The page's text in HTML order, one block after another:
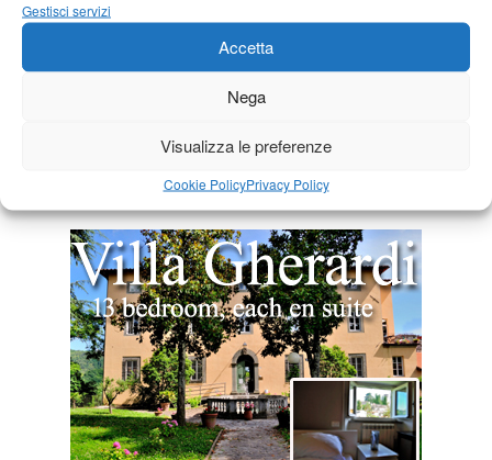
Gestisci servizi
Accetta
Nega
Visualizza le preferenze
Cookie PolicyPrivacy Policy